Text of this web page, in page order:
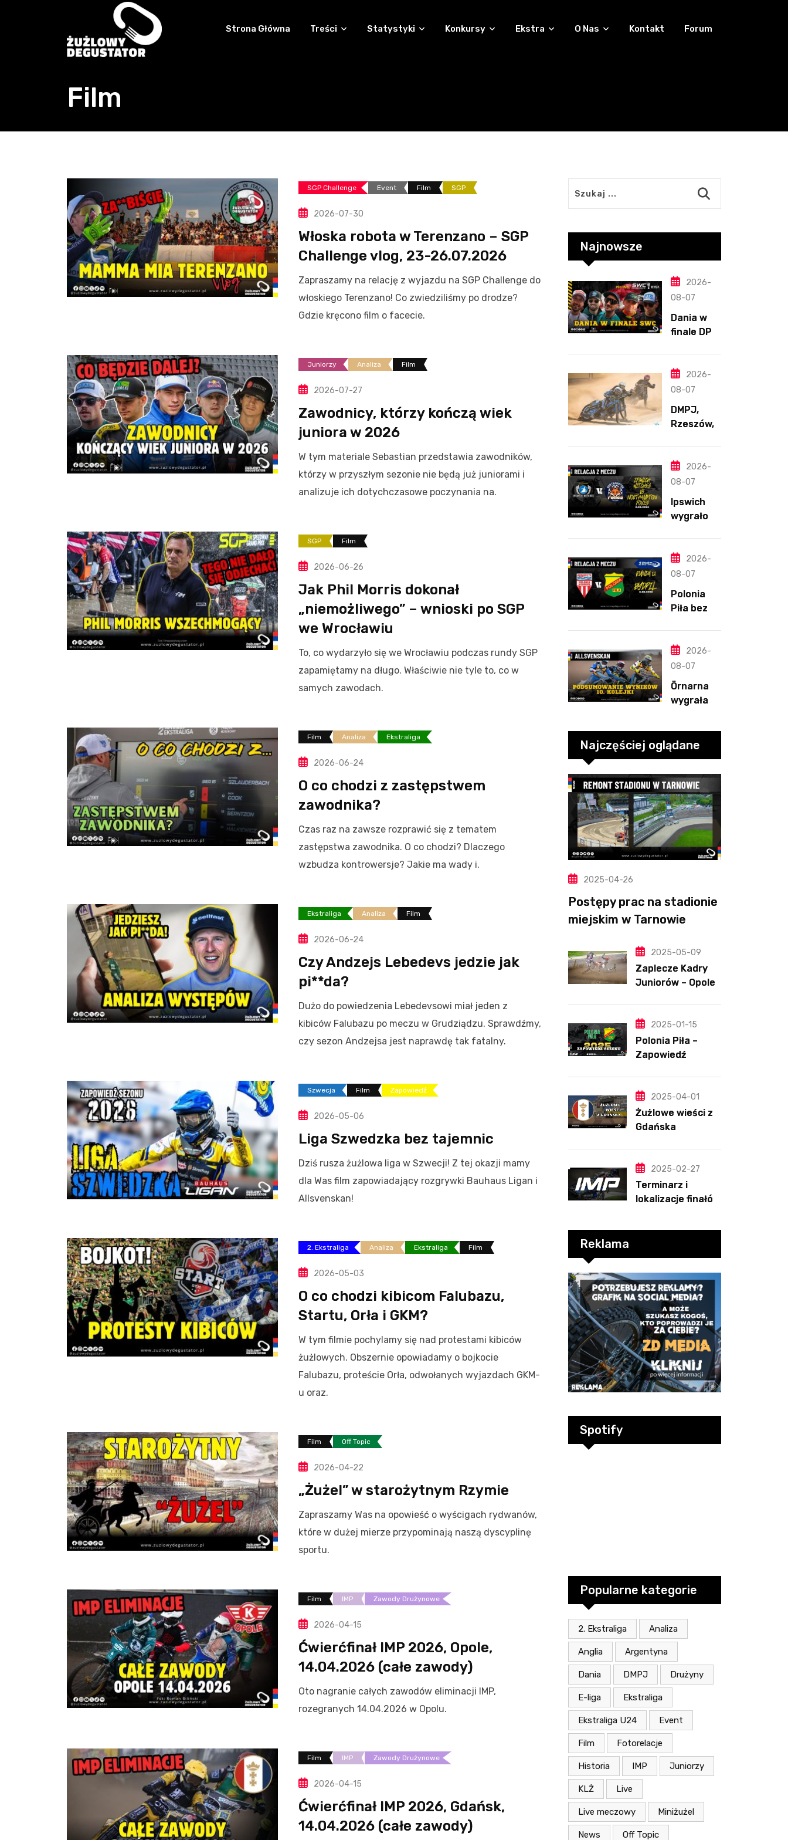
Strona Główna Treści Statystyki Konkursy Ekstra O Nas Kontakt Forum
Film
SGP Challenge Event Film SGP
2026-07-30
Włoska robota w Terenzano – SGP
Challenge vlog, 23-26.07.2026
Zapraszamy na relację z wyjazdu na SGP Challenge do
włoskiego Terenzano! Co zwiedziliśmy po drodze?
Gdzie kręcono film o facecie.
Juniorzy Analiza Film
2026-07-27
Zawodnicy, którzy kończą wiek
juniora w 2026
W tym materiale Sebastian przedstawia zawodników,
którzy w przyszłym sezonie nie będą już juniorami i
analizuje ich dotychczasowe poczynania na.
SGP Film
2026-06-26
Jak Phil Morris dokonał
„niemożliwego” – wnioski po SGP
we Wrocławiu
To, co wydarzyło się we Wrocławiu podczas rundy SGP
zapamiętamy na długo. Właściwie nie tyle to, co w
samych zawodach.
Film Analiza Ekstraliga
2026-06-24
O co chodzi z zastępstwem
zawodnika?
Czas raz na zawsze rozprawić się z tematem
zastępstwa zawodnika. O co chodzi? Dlaczego
wzbudza kontrowersje? Jakie ma wady i.
Ekstraliga Analiza Film
2026-06-24
Czy Andzejs Lebedevs jedzie jak
pi**da?
Dużo do powiedzenia Lebedevsowi miał jeden z
kibiców Falubazu po meczu w Grudziądzu. Sprawdźmy,
czy sezon Andzejsa jest naprawdę tak fatalny.
Szwecja Film Zapowiedź
2026-05-06
Liga Szwedzka bez tajemnic
Dziś rusza żużlowa liga w Szwecji! Z tej okazji mamy
dla Was film zapowiadający rozgrywki Bauhaus Ligan i
Allsvenskan!
2. Ekstraliga Analiza Ekstraliga Film
2026-05-03
O co chodzi kibicom Falubazu,
Startu, Orła i GKM?
W tym filmie pochylamy się nad protestami kibiców
żużlowych. Obszernie opowiadamy o bojkocie
Falubazu, proteście Orła, odwołanych wyjazdach GKM-
u oraz.
Film Off Topic
2026-04-22
„Żużel” w starożytnym Rzymie
Zapraszamy Was na opowieść o wyścigach rydwanów,
które w dużej mierze przypominają naszą dyscyplinę
sportu.
Film IMP Zawody Drużynowe
2026-04-15
Ćwierćfinał IMP 2026, Opole,
14.04.2026 (całe zawody)
Oto nagranie całych zawodów eliminacji IMP,
rozegranych 14.04.2026 w Opolu.
Film IMP Zawody Drużynowe
2026-04-15
Ćwierćfinał IMP 2026, Gdańsk,
14.04.2026 (całe zawody)
Najnowsze
2026-
08-07
Dania w
finale DPŚ.
przebieg
półfinału
Bikernieku
2026-
08-07
DMPJ,
Rzeszów,
wa,
5.06.2026
2026-
08-07
Ipswich
wygrało z
pomimo
straty
Kosmiczny
mecz
Ellisa
2026-
08-07
Polonia
Piła bez
y. „Gryfy”
z
dwunasty
m
zwycięstw
2026-
08-07
Örnarna
wygrała
zasadnicz
ą. Debiut
Tondera w
Najczęściej oglądane
2025-04-26
Postępy prac na stadionie
miejskim w Tarnowie
2025-05-09
Zaplecze Kadry
Juniorów – Opole,
2025-01-15
Polonia Piła –
Zapowiedź
PRZEWIDYWANIA
2025
2025-04-01
Żużlowe wieści z
Gdańska
2025-02-27
Terminarz i
lokalizacje finałów
Reklama
Spotify
Popularne kategorie
2. Ekstraliga Analiza
Anglia Argentyna
Dania DMPJ Drużyny
E-liga Ekstraliga
Ekstraliga U24 Event
Film Fotorelacje
Historia IMP Juniorzy
KLŻ Live
Live meczowy Miniżużel
News Off Topic